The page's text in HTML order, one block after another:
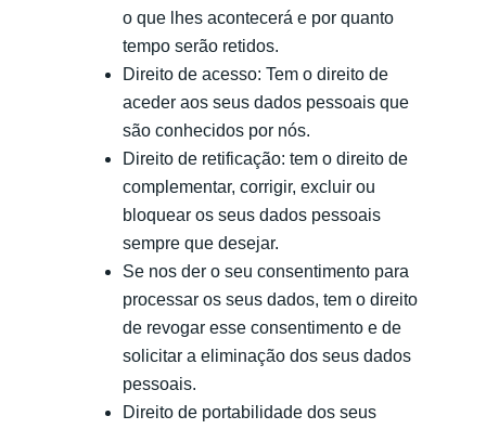
o que lhes acontecerá e por quanto
tempo serão retidos.
Direito de acesso: Tem o direito de
aceder aos seus dados pessoais que
são conhecidos por nós.
Direito de retificação: tem o direito de
complementar, corrigir, excluir ou
bloquear os seus dados pessoais
sempre que desejar.
Se nos der o seu consentimento para
processar os seus dados, tem o direito
de revogar esse consentimento e de
solicitar a eliminação dos seus dados
pessoais.
Direito de portabilidade dos seus